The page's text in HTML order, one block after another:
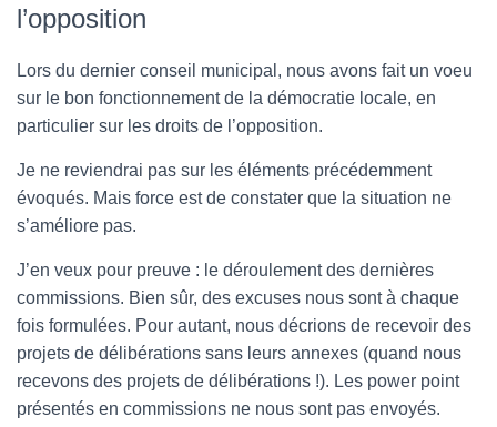
l’opposition
Lors du dernier conseil municipal, nous avons fait un voeu
sur le bon fonctionnement de la démocratie locale, en
particulier sur les droits de l’opposition.
Je ne reviendrai pas sur les éléments précédemment
évoqués. Mais force est de constater que la situation ne
s’améliore pas.
J’en veux pour preuve : le déroulement des dernières
commissions. Bien sûr, des excuses nous sont à chaque
fois formulées. Pour autant, nous décrions de recevoir des
projets de délibérations sans leurs annexes (quand nous
recevons des projets de délibérations !). Les power point
présentés en commissions ne nous sont pas envoyés.